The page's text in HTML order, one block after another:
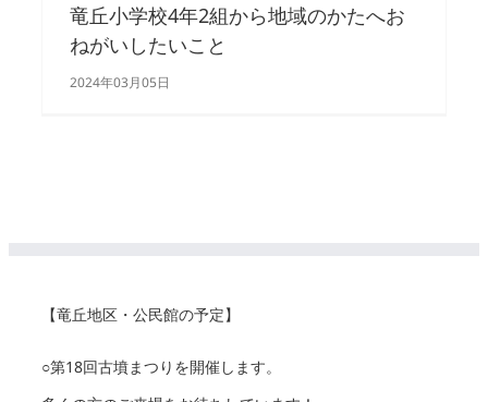
竜丘小学校4年2組から地域のかたへお
ねがいしたいこと
2024年03月05日
【竜丘地区・公民館の予定】
○第18回古墳まつりを開催します。